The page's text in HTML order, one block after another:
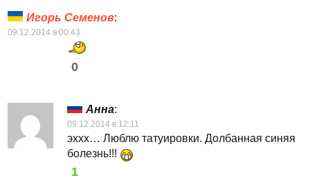
Игорь Семенов:
09.12.2014 в 00:43
0
Анна:
09.12.2014 в 12:11
эххх… Люблю татуировки. Долбанная синяя
болезнь!!!
1